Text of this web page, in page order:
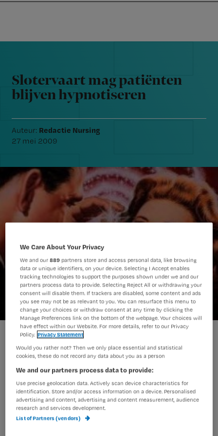
navigation
content
Nursing
Slotervaart mag patiënten blijven hypnotiseren
Slotervaart mag patiënten
blijven hypnotiseren
Auteur: Redactie Nursing
27 mei 2009
Het Slotervaart Ziekenhuis mag
doorgaan met alternatieve
behandelingen als aromaverneveling
in operatiekamers, hypnose en
We Care About Your Privacy
We and our889 partners store and access personal data, like browsing
data or unique identifiers, on your device. Selecting I Accept enables
tracking technologies to support the purposes shown under we and our
partners process data to provide. Selecting Reject All or withdrawing your
consent will disable them. If trackers are disabled, some content and ads
you see may not be as relevant to you. You can resurface this menu to
change your choices or withdraw consent at any time by clicking the
Manage Preferences link on the bottom of the webpage. Your choices will
have effect within our Website. For more details, refer to our Privacy
Policy. Privacy Statement
Would you rather not? Then we only place essential and statistical
cookies, these do not record any data about you as a person
We and our partners process data to provide:
Use precise geolocation data. Actively scan device characteristics for
identification. Store and/or access information on a device. Personalised
advertising and content, advertising and content measurement, audience
research and services development.
List of Partners (vendors)